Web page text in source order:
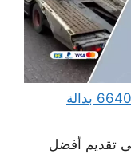
ونش كرين سطحة ام الهيمان 66400336 بدالة
تقديم أفضل